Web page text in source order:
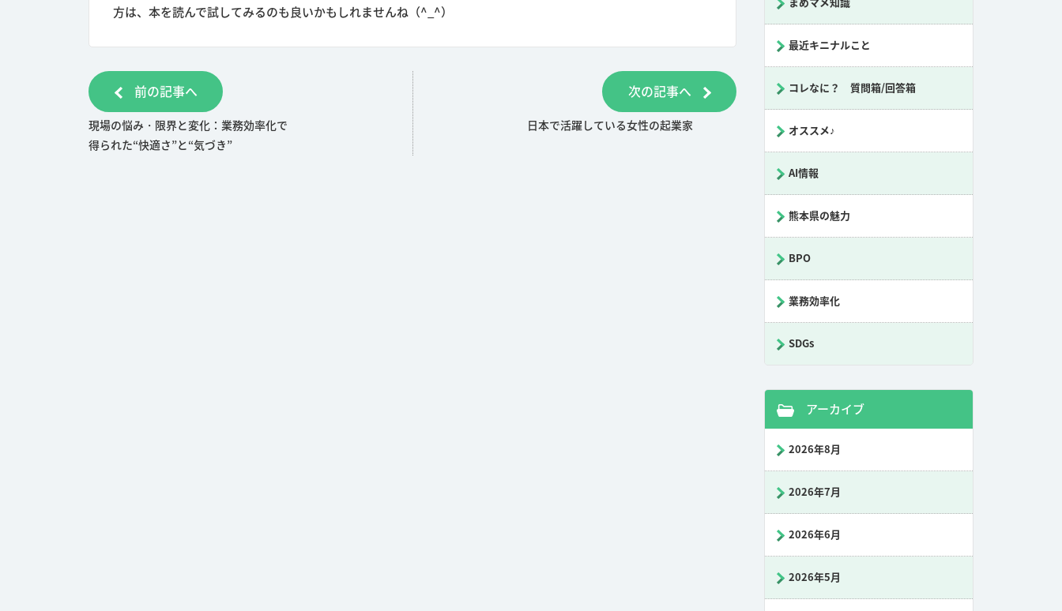
方は、本を読んで試してみるのも良いかもしれませんね（^_^）
前の記事へ
現場の悩み・限界と変化：業務効率化で
得られた“快適さ”と“気づき”
次の記事へ
日本で活躍している女性の起業家
まめマメ知識
最近キニナルこと
コレなに？ 質問箱/回答箱
オススメ♪
AI情報
熊本県の魅力
BPO
業務効率化
SDGs
アーカイブ
2026年8月
2026年7月
2026年6月
2026年5月